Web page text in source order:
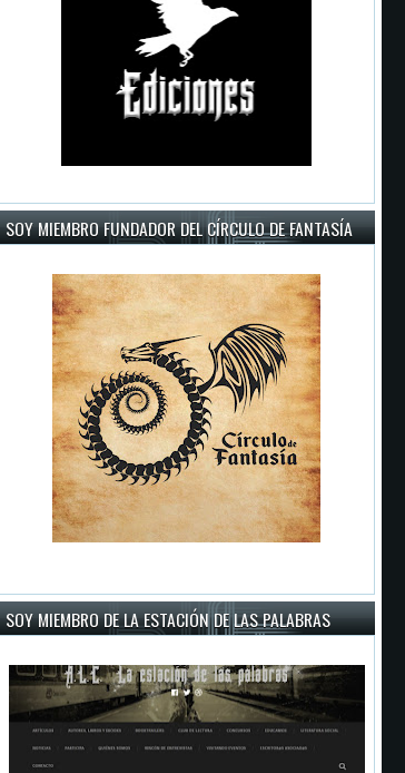
SOY MIEMBRO FUNDADOR DEL CÍRCULO DE FANTASÍA
SOY MIEMBRO DE LA ESTACIÓN DE LAS PALABRAS